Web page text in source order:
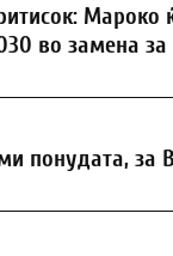
Мароко
во замена за
понудата, за